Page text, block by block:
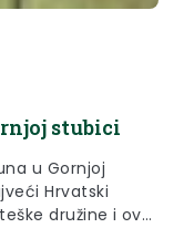
stubici
u Gornjoj
Hrvatski
družine i ove